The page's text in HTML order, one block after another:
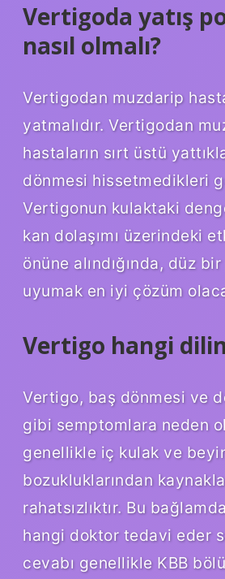
Vertigoda yatış
nasıl olmalı?
Vertigodan muzdarip
yatmalıdır. Vertigodan
hastaların sırt üstü
dönmesi hissetmedikleri
Vertigonun kulaktaki
kan dolaşımı üzerindeki
önüne alındığında, düz
uyumak en iyi çözüm
Vertigo hangi
Vertigo, baş dönmesi ve
gibi semptomlara neden
genellikle iç kulak ve
bozukluklarından
rahatsızlıktır. Bu
hangi doktor tedavi eder
cevabı genellikle KBB